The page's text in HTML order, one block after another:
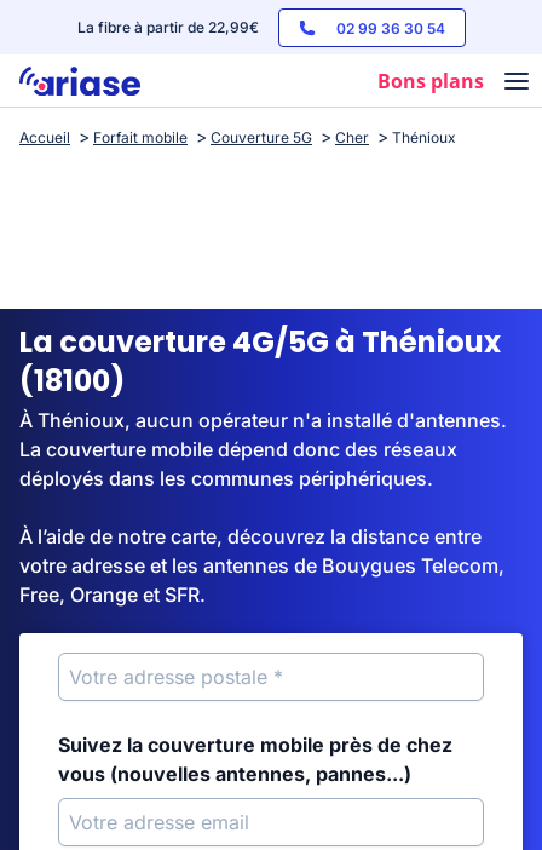
La fibre à partir de 22,99€ 02 99 36 30 54
Bons plans
Box internet
Streaming
Accueil Forfait mobile Couverture 5G Cher Thénioux
La couverture 4G/5G à Thénioux
(18100)
À Thénioux, aucun opérateur n'a installé d'antennes.
La couverture mobile dépend donc des réseaux
déployés dans les communes périphériques.
À l’aide de notre carte, découvrez la distance entre
votre adresse et les antennes de Bouygues Telecom,
Free, Orange et SFR.
Suivez la couverture mobile près de chez
vous (nouvelles antennes, pannes...)